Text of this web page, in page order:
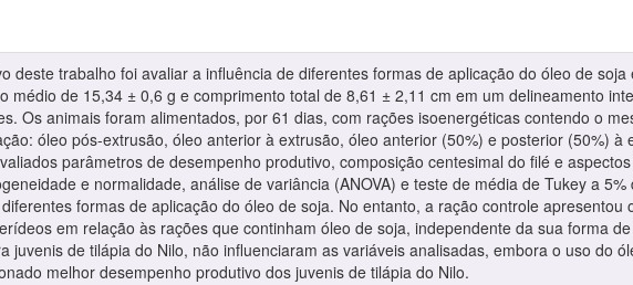
deste trabalho foi avaliar a influência de diferentes formas de aplicação do óleo de
médio de 15,34 ± 0,6 g e comprimento total de 8,61 ± 2,11 cm em um delineamento
Os animais foram alimentados, por 61 dias, com rações isoenergéticas contendo o
óleo pós-extrusão, óleo anterior à extrusão, óleo anterior (50%) e posterior (50%)
parâmetros de desempenho produtivo, composição centesimal do filé e
e normalidade, análise de variância (ANOVA) e teste de média de Tukey a
formas de aplicação do óleo de soja. No entanto, a ração controle
em relação às rações que continham óleo de soja, independente da sua forma
juvenis de tilápia do Nilo, não influenciaram as variáveis analisadas, embora o uso do
melhor desempenho produtivo dos juvenis de tilápia do Nilo.